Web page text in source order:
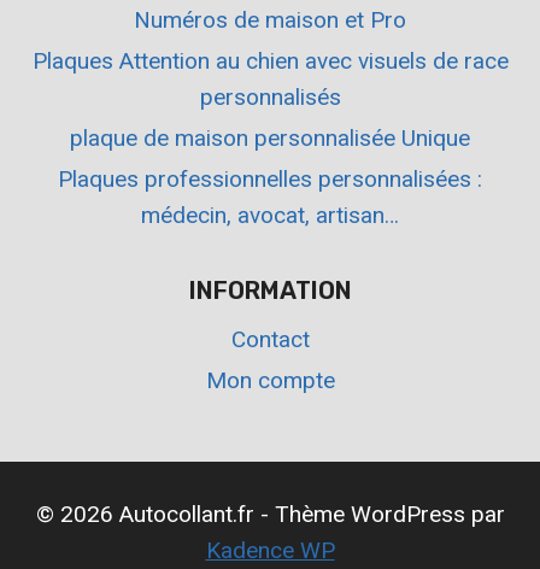
Numéros de maison et Pro
Plaques Attention au chien avec visuels de race
personnalisés
plaque de maison personnalisée Unique
Plaques professionnelles personnalisées :
médecin, avocat, artisan…
INFORMATION
Contact
Mon compte
© 2026 Autocollant.fr - Thème WordPress par
Kadence WP